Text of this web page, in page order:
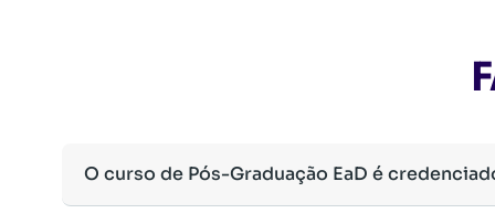
O curso de Pós-Graduação EaD é